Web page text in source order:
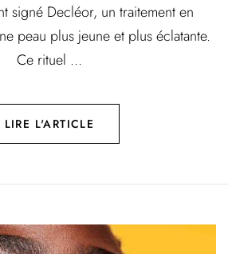
signé Decléor, un traitement en
peau plus jeune et plus éclatante.
Ce rituel ...
LIRE L'ARTICLE